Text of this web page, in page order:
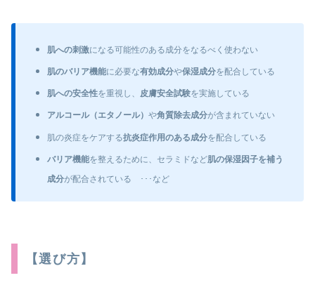
肌への刺激になる可能性のある成分をなるべく使わない
肌のバリア機能に必要な有効成分や保湿成分を配合している
肌への安全性を重視し、 皮膚安全試験を実施している
アルコール（エタノール）や角質除去成分が含まれていない
肌の炎症をケアする抗炎症作用のある成分を配合している
バリア機能を整えるために、セラミドなど肌の保湿因子を補う
成分が配合されている ･･･など
【選び方】